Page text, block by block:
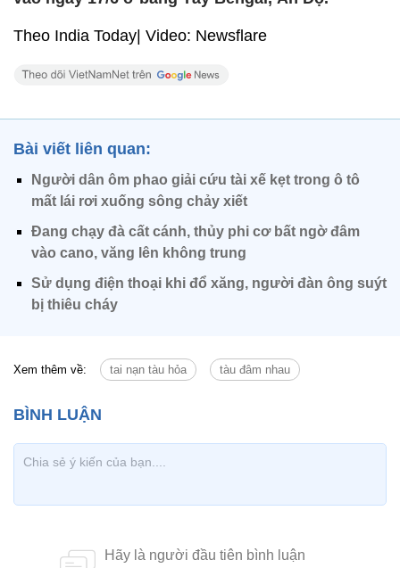
Theo India Today| Video: Newsflare
Bài viết liên quan:
Người dân ôm phao giải cứu tài xế kẹt trong ô tô
mất lái rơi xuống sông chảy xiết
Đang chạy đà cất cánh, thủy phi cơ bất ngờ đâm
vào cano, văng lên không trung
Sử dụng điện thoại khi đổ xăng, người đàn ông suýt
bị thiêu cháy
Xem thêm về: tai nạn tàu hỏa tàu đâm nhau